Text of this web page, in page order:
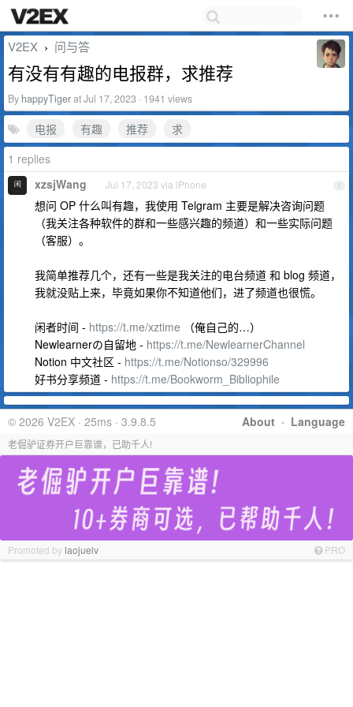
V2EX › 问与答
有没有有趣的电报群，求推荐
By happyTigerat Jul 17, 2023 · 1941 views
电报 有趣 推荐
求
1 replies
1
xzsjWang Jul 17, 2023 via iPhone
想问 OP 什么叫有趣，我使用 Telgram 主要是解决咨询问题
（我关注各种软件的群和一些感兴趣的频道）和一些实际问题
（客服）。
我简单推荐几个，还有一些是我关注的电台频道 和 blog 频道，
我就没贴上来，毕竟如果你不知道他们，进了频道也很慌。
闲者时间 - https://t.me/xztime （俺自己的…）
Newlearnerの自留地 - https://t.me/NewlearnerChannel
Notion 中文社区 - https://t.me/Notionso/329996
好书分享频道 - https://t.me/Bookworm_Bibliophile
About · Language
© 2026 V2EX · 25ms · 3.9.8.5
老倔驴证券开户巨靠谱，已助千人!
Promoted bylaojuelv PRO